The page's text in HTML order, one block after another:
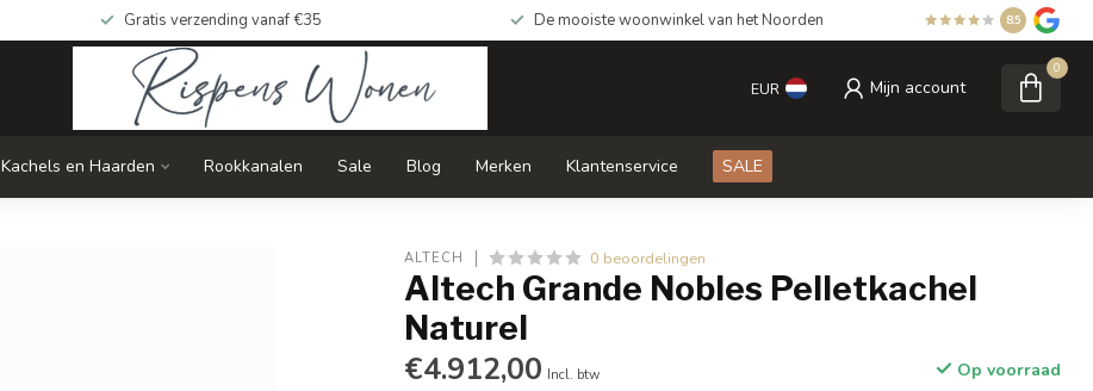
Gratis verzending vanaf €35 De mooiste woonwinkel van het Noorden 8.5
EUR Mijn account
0
Kachels en Haarden Rookkanalen Sale Blog Merken Klantenservice SALE
ALTECH 0 beoordelingen
Altech Grande Nobles Pelletkachel
Naturel
€4.912,00 Incl. btw Op voorraad